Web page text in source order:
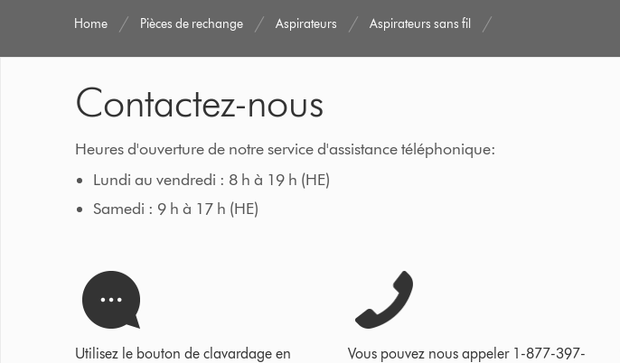
Home Pièces de rechange Aspirateurs Aspirateurs sans fil
Contactez-nous
Heures d'ouverture de notre service d'assistance téléphonique:
Lundi au vendredi : 8 h à 19 h (HE)
Samedi : 9 h à 17 h (HE)
Utilisez le bouton de clavardage en
Vous pouvez nous appeler 1-877-397-